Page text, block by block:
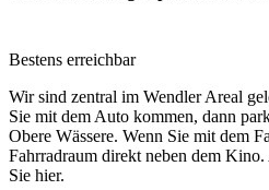
Bestens erreichbar
Wir sind zentral im Wendler Areal
Sie mit dem Auto kommen, dann
Obere Wässere. Wenn Sie mit dem
Fahrradraum direkt neben dem
Sie hier.